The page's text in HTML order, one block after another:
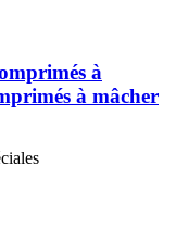
à
à mâcher